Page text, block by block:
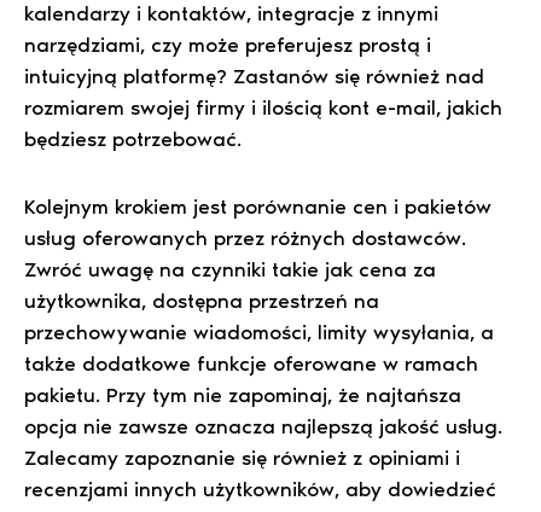
kalendarzy i kontaktów, integracje z innymi
narzędziami, czy może preferujesz prostą i
intuicyjną platformę? Zastanów się również nad
rozmiarem swojej firmy i ilością kont e-mail, jakich
będziesz potrzebować.
Kolejnym krokiem jest porównanie cen i pakietów
usług oferowanych przez różnych dostawców.
Zwróć uwagę na czynniki takie jak cena za
użytkownika, dostępna przestrzeń na
przechowywanie wiadomości, limity wysyłania, a
także dodatkowe funkcje oferowane w ramach
pakietu. Przy tym nie zapominaj, że najtańsza
opcja nie zawsze oznacza najlepszą jakość usług.
Zalecamy zapoznanie się również z opiniami i
recenzjami innych użytkowników, aby dowiedzieć